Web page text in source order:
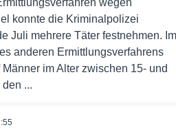
wegen
konnte die Kriminalpolizei
Juli mehrere Täter festnehmen. Im
anderen Ermittlungsverfahrens
im Alter zwischen 15- und
...